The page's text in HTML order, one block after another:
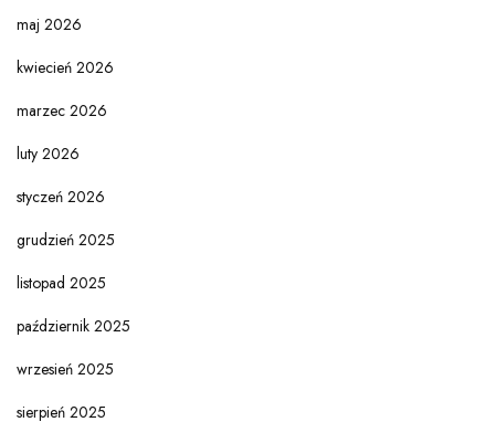
maj 2026
kwiecień 2026
marzec 2026
luty 2026
styczeń 2026
grudzień 2025
listopad 2025
październik 2025
wrzesień 2025
sierpień 2025